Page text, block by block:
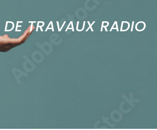
TRAVAUX RADIO